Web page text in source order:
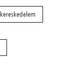
kereskedelem